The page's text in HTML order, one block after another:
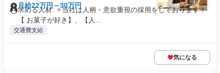
月給22万円～30万円
求める人材: ✧当社は人柄・意欲重視の採用をしております！
【 お菓子が好き】、【人...
交通費支給
気になる